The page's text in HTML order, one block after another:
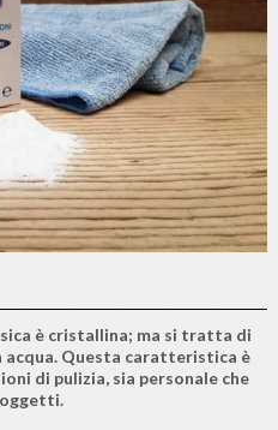
è cristallina; ma si tratta di
acqua. Questa caratteristica è
di pulizia, sia personale che